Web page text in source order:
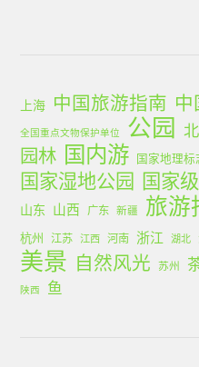
上海 中国旅游指南 中
全国重点文物保护单位 公园
园林 国内游 国家地理标
国家湿地公园 国家
山东 山西 广东 新疆 旅游
杭州 江苏 江西 河南 浙江 湖北
美景 自然风光 苏州
陕西 鱼